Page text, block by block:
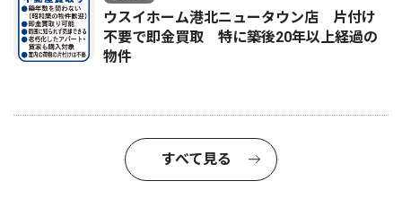
ウスイホーム港北ニュータウン店 片付け
不要で即金買取 特に築後20年以上経過の
物件
すべて見る